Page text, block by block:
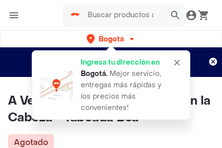
Bogotá
Ingresa tu dirección en
Bogotá. Mejor servicio,
entregas más rápidas y
los precios más
convenientes!
envíos gratis por semanas
Aplican TyC
A Veces Mamá Tiene Truenos en la
Cabeza - Taboada Bea
Agotado